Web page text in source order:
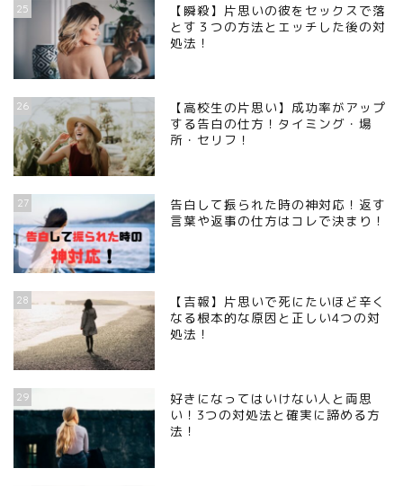
25
【瞬殺】片思いの彼をセックスで落
とす３つの方法とエッチした後の対
処法！
26
【高校生の片思い】成功率がアップ
する告白の仕方！タイミング・場
所・セリフ！
27
告白して振られた時の神対応！返す
言葉や返事の仕方はコレで決まり！
28
【吉報】片思いで死にたいほど辛く
なる根本的な原因と正しい4つの対
処法！
29
好きになってはいけない人と両思
い！3つの対処法と確実に諦める方
法！